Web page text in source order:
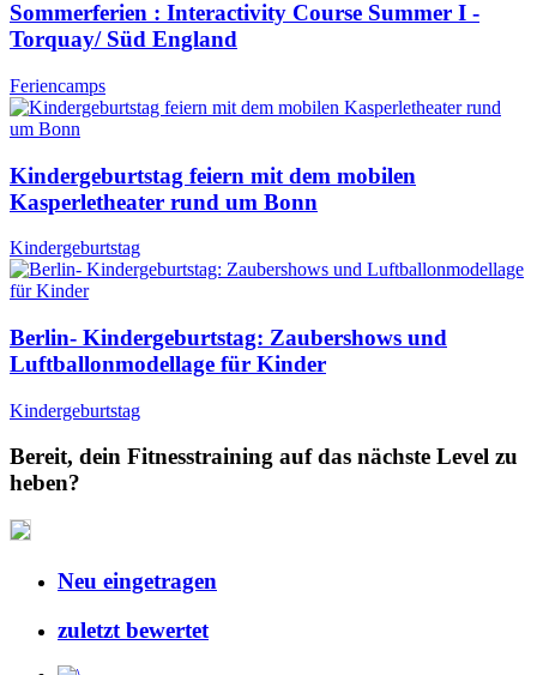
Sommerferien : Interactivity Course Summer I -
Torquay/ Süd England
Feriencamps
Kindergeburtstag feiern mit dem mobilen
Kasperletheater rund um Bonn
Kindergeburtstag
Berlin- Kindergeburtstag: Zaubershows und
Luftballonmodellage für Kinder
Kindergeburtstag
Bereit, dein Fitnesstraining auf das nächste Level zu
heben?
Neu eingetragen
zuletzt bewertet